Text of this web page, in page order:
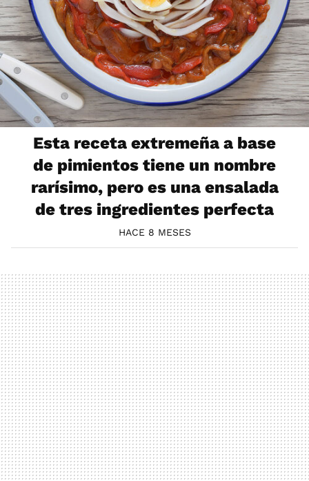
Esta receta extremeña a base
de pimientos tiene un nombre
rarísimo, pero es una ensalada
de tres ingredientes perfecta
HACE 8 MESES